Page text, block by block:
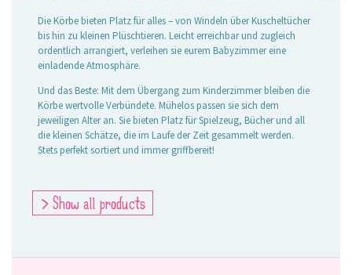
Die Körbe bieten Platz für alles – von Windeln über Kuscheltücher
bis hin zu kleinen Plüschtieren. Leicht erreichbar und zugleich
ordentlich arrangiert, verleihen sie eurem Babyzimmer eine
einladende Atmosphäre.
Und das Beste: Mit dem Übergang zum Kinderzimmer bleiben die
Körbe wertvolle Verbündete. Mühelos passen sie sich dem
jeweiligen Alter an. Sie bieten Platz für Spielzeug, Bücher und all
die kleinen Schätze, die im Laufe der Zeit gesammelt werden.
Stets perfekt sortiert und immer griffbereit!
> Show all products